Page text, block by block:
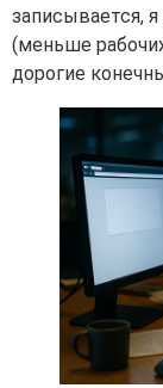
записывается,
(меньше
дорогие